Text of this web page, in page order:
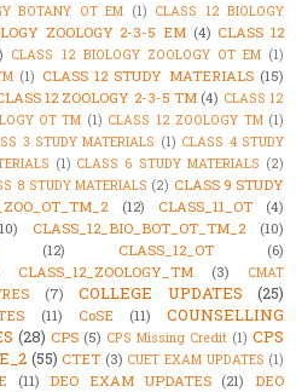
BOTANY OT EM (1) CLASS 12 BIOLOGY
ZOOLOGY 2-3-5 EM (4) CLASS 12
CLASS 12 BIOLOGY ZOOLOGY OT EM (1)
(1) CLASS 12 STUDY MATERIALS (15)
12 ZOOLOGY 2-3-5 TM (4) CLASS 12
OT TM (1) CLASS 12 ZOOLOGY TM (1)
3 STUDY MATERIALS (1) CLASS 4 STUDY
(1) CLASS 6 STUDY MATERIALS (2)
8 STUDY MATERIALS (2) CLASS 9 STUDY
(12) CLASS_11_OT
(4)
CLASS_12_BIO_BOT_OT_TM_2
(10)
(12) CLASS_12_OT
(6)
CLASS_12_ZOOLOGY_TM (3)
CMAT
(7) COLLEGE UPDATES (25)
(11) CoSE (11)
COUNSELLING
(28) CPS (5) CPS Missing Credit (1) CPS
(55) CTET (3) CUET EXAM UPDATES (1)
(11) DEO EXAM UPDATES (21)
DEO